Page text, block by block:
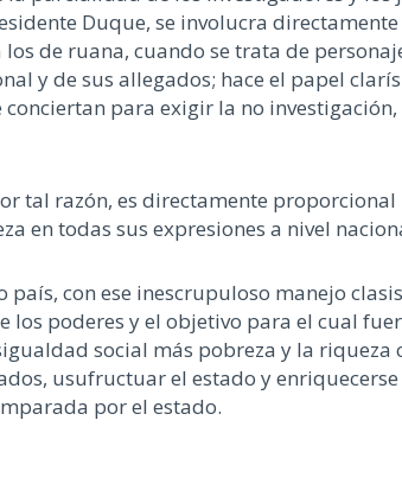
Duque, se involucra
de ruana, cuando se trata de
y de sus allegados; hace el papel
para exigir la no
tal razón, es directamente
en todas sus expresiones a nivel
con ese inescrupuloso manejo
poderes y el objetivo para el cual
social más pobreza y la
usufructuar el estado y
por el estado.